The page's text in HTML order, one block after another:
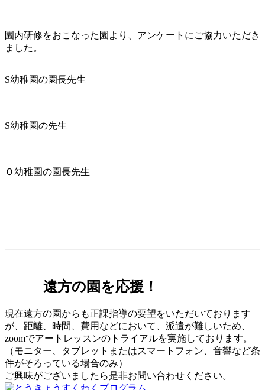
園内研修をおこなった園より、アンケートにご協力いただき
ました。
S幼稚園の園長先生
S幼稚園の先生
Ｏ幼稚園の園長先生
遠方の園を応援！
現在遠方の園からも正課指導の要望をいただいております
が、距離、時間、費用などにおいて、派遣が難しいため、
zoomでアートレッスンのトライアルを実施しております。
（モニター、タブレットまたはスマートフォン、音響など条
件がそろっている場合のみ）
ご興味がございましたら是非お問い合わせください。